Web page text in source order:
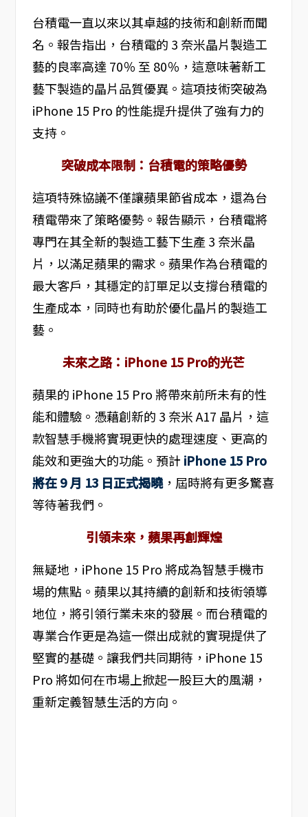
台積電一直以來以其卓越的技術和創新而聞
名。報告指出，台積電的 3 奈米晶片製造工
藝的良率高達 70％ 至 80％，這意味著新工
藝下製造的晶片品質優異。這項技術突破為
iPhone 15 Pro 的性能提升提供了強有力的
支持。
突破成本限制：台積電的策略優勢
這項特殊協議不僅讓蘋果節省成本，還為台
積電帶來了策略優勢。報告顯示，台積電將
專門在其全新的製造工藝下生產 3 奈米晶
片，以滿足蘋果的需求。蘋果作為台積電的
最大客戶，其穩定的訂單足以支撐台積電的
生產成本，同時也有助於優化晶片的製造工
藝。
未來之路：iPhone 15 Pro的光芒
蘋果的 iPhone 15 Pro 將帶來前所未有的性
能和體驗。憑藉創新的 3 奈米 A17 晶片，這
款智慧手機將實現更快的處理速度、更高的
能效和更強大的功能。預計 iPhone 15 Pro
將在 9 月 13 日正式揭曉，屆時將有更多驚喜
等待著我們。
引領未來，蘋果再創輝煌
無疑地，iPhone 15 Pro 將成為智慧手機市
場的焦點。蘋果以其持續的創新和技術領導
地位，將引領行業未來的發展。而台積電的
專業合作更是為這一傑出成就的實現提供了
堅實的基礎。讓我們共同期待，iPhone 15
Pro 將如何在市場上掀起一股巨大的風潮，
重新定義智慧生活的方向。